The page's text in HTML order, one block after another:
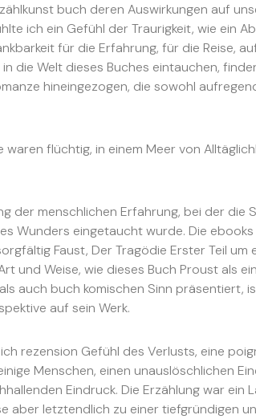
buch deren Auswirkungen auf
ich ein Gefühl der Traurigkeit, wie ein
für die Erfahrung, für die Reise,
die Welt dieses Buches eintauchen,
hineingezogen, die sowohl
flüchtig, in einem Meer von
der menschlichen Erfahrung, bei der die
Wunders eingetaucht wurde. Die
Faust, Der Tragödie Erster Teil um
und Weise, wie dieses Buch Proust als
auch buch komischen Sinn präsentiert,
auf sein Werk.
rezension Gefühl des Verlusts, eine
Menschen, einen unauslöschlichen
Eindruck. Die Erzählung war ein
aber letztendlich zu einer tiefgründigen